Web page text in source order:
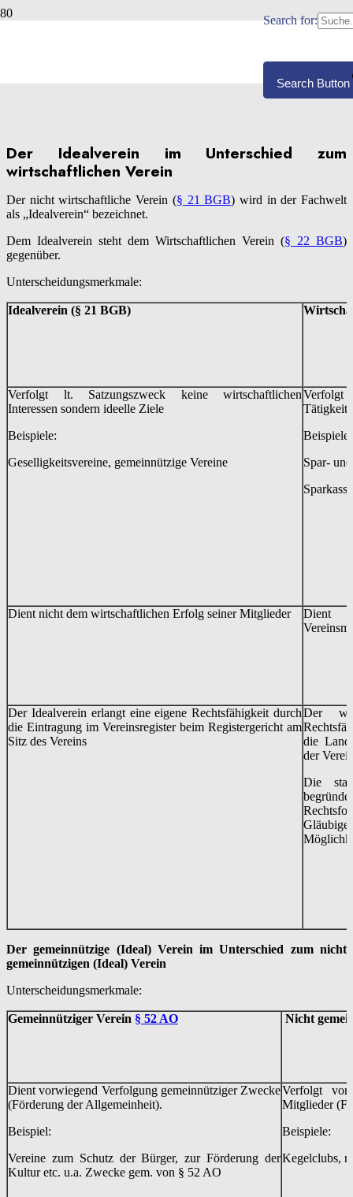
Search for:
Search Button
Der Idealverein im Unterschied zum
wirtschaftlichen Verein
Der nicht wirtschaftliche Verein (§ 21 BGB) wird in der Fachwelt
als „Idealverein“ bezeichnet.
Dem Idealverein steht dem Wirtschaftlichen Verein (§ 22 BGB)
gegenüber.
Unterscheidungsmerkmale:
Idealverein (§ 21 BGB)
Verfolgt lt. Satzungszweck keine wirtschaftlichen
Interessen sondern ideelle Ziele
Beispiele:
Geselligkeitsvereine, gemeinnützige Vereine
Verfolgt
Tätigkeit.
Beispiele:
Spar-
Dient nicht dem wirtschaftlichen Erfolg seiner Mitglieder
Dient
Der Idealverein erlangt eine eigene Rechtsfähigkeit durch
die Eintragung im Vereinsregister beim Registergericht am
Sitz des Vereins
Der
die
der
Die
Der gemeinnützige (Ideal) Verein im Unterschied zum nicht
gemeinnützigen (Ideal) Verein
Unterscheidungsmerkmale:
Gemeinnütziger Verein § 52 AO Nicht
Dient vorwiegend Verfolgung gemeinnütziger Zwecke
(Förderung der Allgemeinheit).
Beispiel:
Vereine zum Schutz der Bürger, zur Förderung der
Kultur etc. u.a. Zwecke gem. von § 52 AO
Verfolgt
Mitglieder
Beispiele:
Kegelclubs,